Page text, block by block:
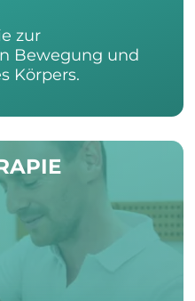
zur
Bewegung und
Körpers.